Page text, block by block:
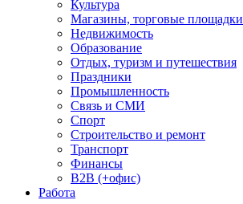
Культура
Магазины, торговые площадки
Недвижимость
Образование
Отдых, туризм и путешествия
Праздники
Промышленность
Связь и СМИ
Спорт
Строительство и ремонт
Транспорт
Финансы
B2B (+офис)
Работа